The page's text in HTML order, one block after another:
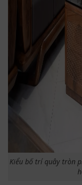
Kiểu bố trí quây tròn